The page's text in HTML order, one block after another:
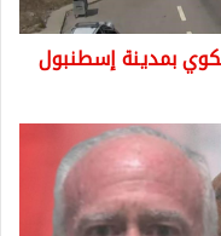
بمدينة إسطنبول